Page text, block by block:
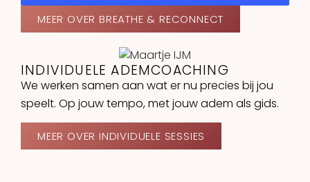
MEER OVER BREATHE & RECONNECT
INDIVIDUELE ADEMCOACHING
We werken samen aan wat er nu precies bij jou
speelt. Op jouw tempo, met jouw adem als gids.
MEER OVER INDIVIDUELE SESSIES